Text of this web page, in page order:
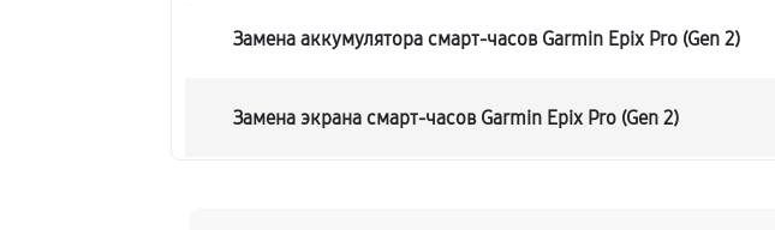
Замена аккумулятора смарт-часов Garmin Epix Pro (Gen 2)
Замена экрана смарт-часов Garmin Epix Pro (Gen 2)